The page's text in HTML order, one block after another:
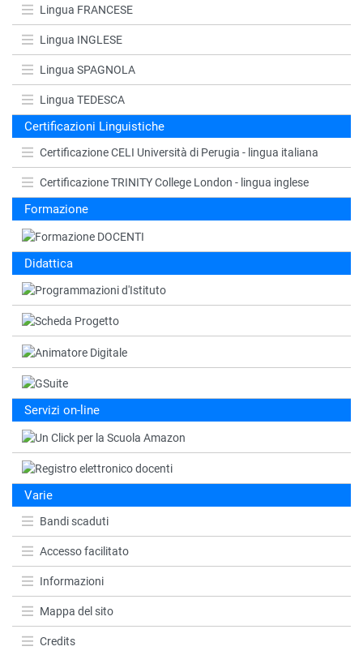
Lingua FRANCESE
Lingua INGLESE
Lingua SPAGNOLA
Lingua TEDESCA
Certificazioni Linguistiche
Certificazione CELI Università di Perugia - lingua italiana
Certificazione TRINITY College London - lingua inglese
Formazione
Didattica
Servizi on-line
Varie
Bandi scaduti
Accesso facilitato
Informazioni
Mappa del sito
Credits